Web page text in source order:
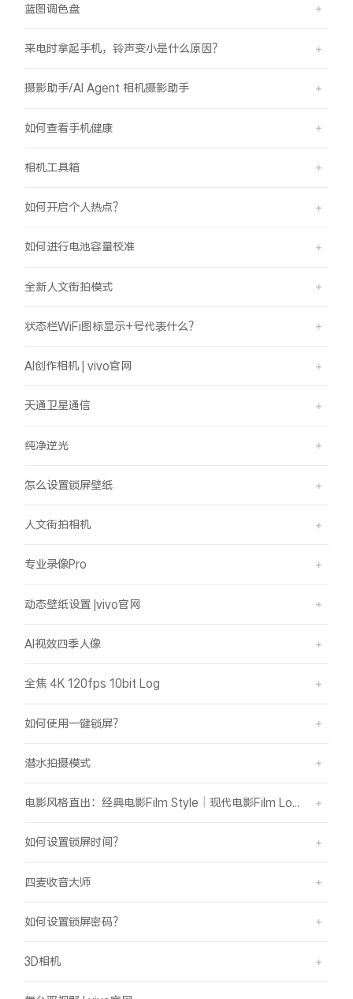
蓝图调色盘
来电时拿起手机，铃声变小是什么原因？
摄影助手/AI Agent 相机摄影助手
如何查看手机健康
相机工具箱
如何开启个人热点？
如何进行电池容量校准
全新人文街拍模式
状态栏WiFi图标显示+号代表什么？
AI创作相机 | vivo官网
天通卫星通信
纯净逆光
怎么设置锁屏壁纸
人文街拍相机
专业录像Pro
动态壁纸设置 |vivo官网
AI视效四季人像
全焦 4K 120fps 10bit Log
如何使用一键锁屏？
潜水拍摄模式
如何设置锁屏时间？
四麦收音大师
如何设置锁屏密码？
3D相机